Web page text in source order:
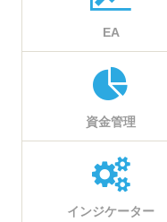
EA
資金管理
インジケーター